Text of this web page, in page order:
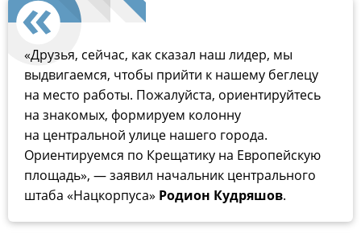
«Друзья, сейчас, как сказал наш лидер, мы
выдвигаемся, чтобы прийти к нашему беглецу
на место работы. Пожалуйста, ориентируйтесь
на знакомых, формируем колонну
на центральной улице нашего города.
Ориентируемся по Крещатику на Европейскую
площадь», — заявил начальник центрального
штаба «Нацкорпуса» Родион Кудряшов.